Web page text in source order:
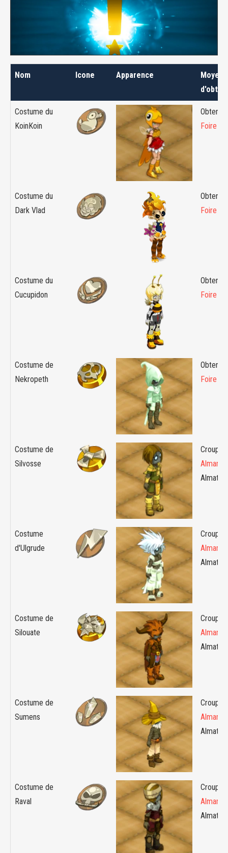
Nom Icone Apparence
Moyen
Costume du
KoinKoin
Foire
Costume du
Dark Vlad
Foire
Costume du
Cucupidon
Foire
Costume de
Nekropeth
Foire
Costume de
Silvosse
Almanax
Costume
d'Ulgrude
Almanax
Costume de
Silouate
Almanax
Costume de
Sumens
Almanax
Costume de
Raval
Almanax